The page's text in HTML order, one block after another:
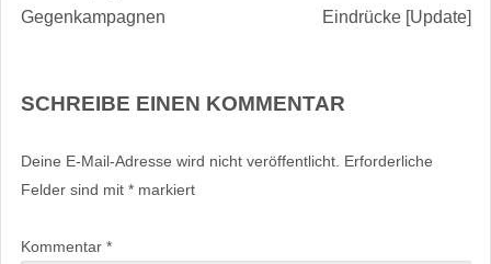
Gegenkampagnen
Eindrücke [Update]
SCHREIBE EINEN KOMMENTAR
Deine E-Mail-Adresse wird nicht veröffentlicht. Erforderliche
Felder sind mit *markiert
Kommentar *